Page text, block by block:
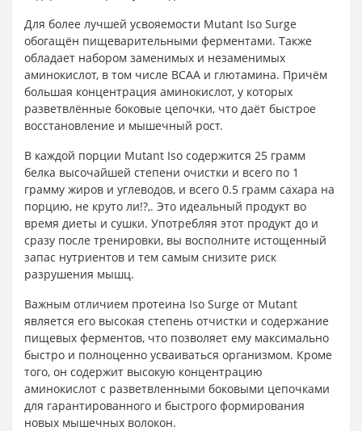
Для более лучшей усвояемости Mutant Iso Surge
обогащён пищеварительными ферментами. Также
обладает набором заменимых и незаменимых
аминокислот, в том числе BCAA и глютамина. Причём
большая концентрация аминокислот, у которых
разветвлённые боковые цепочки, что даёт быстрое
восстановление и мышечный рост.
В каждой порции Mutant Iso содержится 25 грамм
белка высочайшей степени очистки и всего по 1
грамму жиров и углеводов, и всего 0.5 грамм сахара на
порцию, не круто ли!?,. Это идеальный продукт во
время диеты и сушки. Употребляя этот продукт до и
сразу после тренировки, вы восполните истощенный
запас нутриентов и тем самым снизите риск
разрушения мышц.
Важным отличием протеина Iso Surge от Mutant
является его высокая степень отчистки и содержание
пищевых ферментов, что позволяет ему максимально
быстро и полноценно усваиваться организмом. Кроме
того, он содержит высокую концентрацию
аминокислот с разветвленными боковыми цепочками
для гарантированного и быстрого формирования
новых мышечных волокон.